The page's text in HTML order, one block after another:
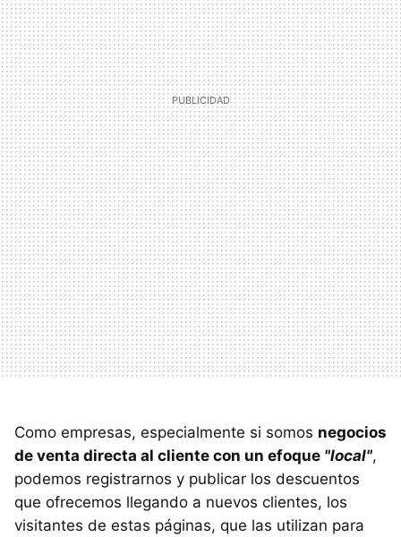
Como empresas, especialmente si somos negocios
de venta directa al cliente con un efoque "local",
podemos registrarnos y publicar los descuentos
que ofrecemos llegando a nuevos clientes, los
visitantes de estas páginas, que las utilizan para